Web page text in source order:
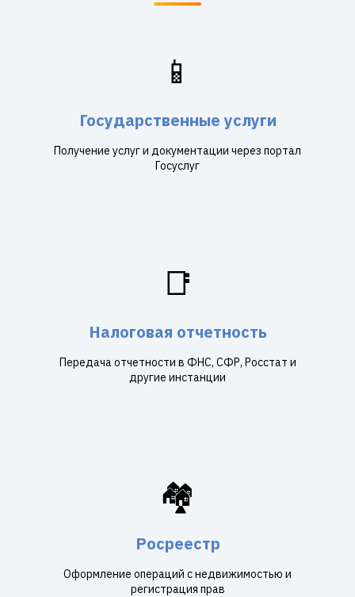
📱
Государственные услуги
Получение услуг и документации через портал
Госуслуг
📑
Налоговая отчетность
Передача отчетности в ФНС, СФР, Росстат и
другие инстанции
🏘️
Росреестр
Оформление операций с недвижимостью и
регистрация прав